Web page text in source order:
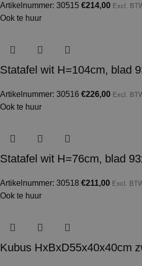
Artikelnummer: 30515 €214,00 Excl.
Ook te huur
Statafel wit H=104cm, blad
Artikelnummer: 30516 €226,00 Excl.
Ook te huur
Statafel wit H=76cm, blad
Artikelnummer: 30518 €211,00 Excl.
Ook te huur
Kubus HxBxD55x40x40cm